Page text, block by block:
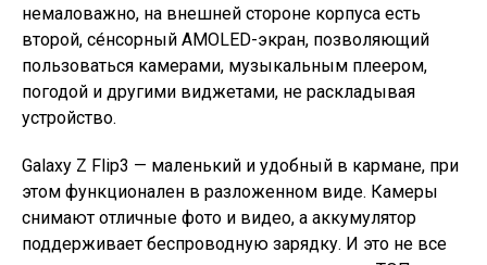
немаловажно, на внешней стороне корпуса есть
второй, се́нсорный AMOLED-экран, позволяющий
пользоваться камерами, музыкальным плеером,
погодой и другими виджетами, не раскладывая
устройство.
Galaxy Z Flip3 — маленький и удобный в кармане, при
этом функционален в разложенном виде. Камеры
снимают отличные фото и видео, а аккумулятор
поддерживает беспроводную зарядку. И это не все